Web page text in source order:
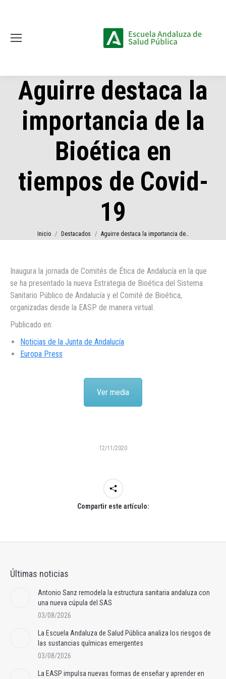
Aguirre destaca la
importancia de la
Bioética en
tiempos de Covid-
19
Estás aquí:
Inicio Destacados Aguirre destaca la importancia de…
Inaugura la jornada de Comités de Ética de Andalucía en la que
se ha presentado la nueva Estrategia de Bioética del Sistema
Sanitario Público de Andalucía y el Comité de Bioética,
organizadas desde la EASP de manera virtual.
Publicado en:
Noticias de la Junta de Andalucía
Europa Press
Ver media
12/11/2020
Compartir este artículo:
Últimas noticias
Antonio Sanz remodela la estructura sanitaria andaluza con
una nueva cúpula del SAS
03/08/2026
La Escuela Andaluza de Salud Pública analiza los riesgos de
las sustancias químicas emergentes
03/08/2026
La EASP impulsa nuevas formas de enseñar y aprender en